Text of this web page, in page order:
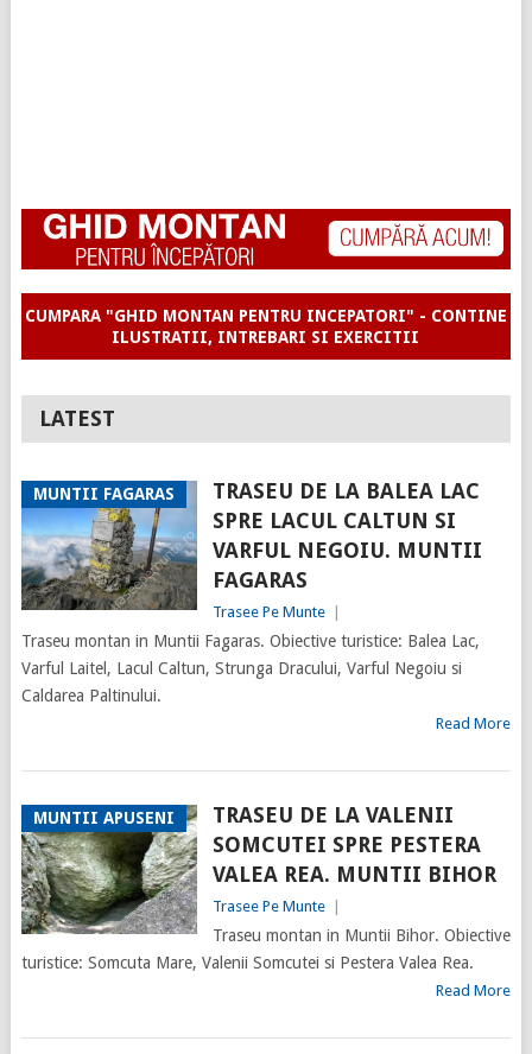
CUMPARA "GHID MONTAN PENTRU INCEPATORI" - CONTINE
ILUSTRATII, INTREBARI SI EXERCITII
LATEST
MUNTII FAGARAS
TRASEU DE LA BALEA LAC
SPRE LACUL CALTUN SI
VARFUL NEGOIU. MUNTII
FAGARAS
Trasee Pe Munte
Traseu montan in Muntii Fagaras. Obiective turistice: Balea Lac,
Varful Laitel, Lacul Caltun, Strunga Dracului, Varful Negoiu si
Caldarea Paltinului.
Read More
MUNTII APUSENI
TRASEU DE LA VALENII
SOMCUTEI SPRE PESTERA
VALEA REA. MUNTII BIHOR
Trasee Pe Munte
Traseu montan in Muntii Bihor. Obiective
turistice: Somcuta Mare, Valenii Somcutei si Pestera Valea Rea.
Read More